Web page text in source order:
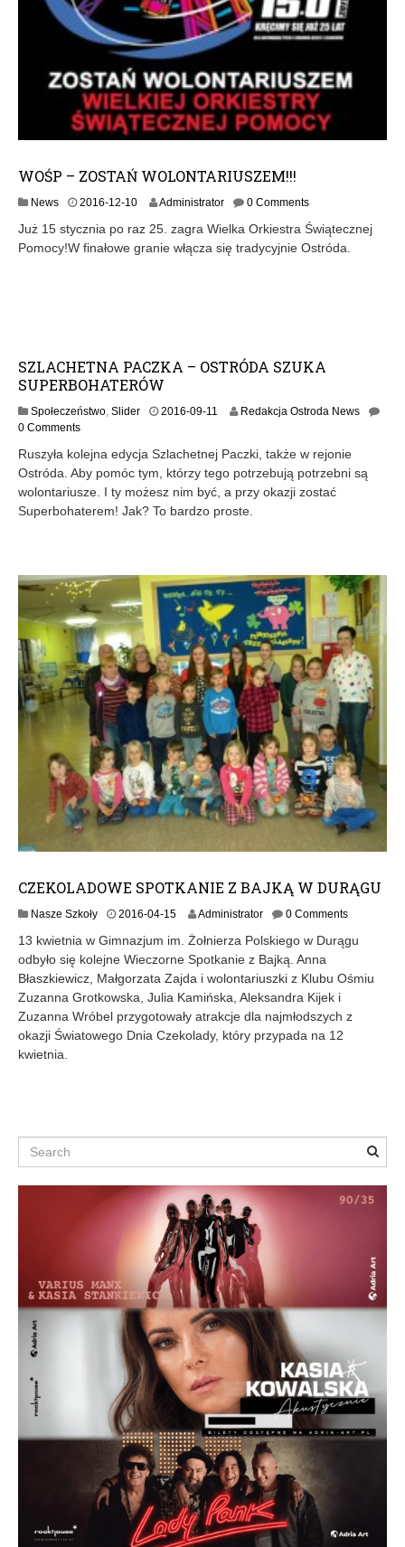
WOŚP – ZOSTAŃ WOLONTARIUSZEM!!!
News 2016-12-102
1
6
Administrator 0 Comments
Już 15 stycznia po raz 25. zagra Wielka Orkiestra Świątecznej
Pomocy!W finałowe granie włącza się tradycyjnie Ostróda.
SZLACHETNA PACZKA – OSTRÓDA SZUKA
SUPERBOHATERÓW
Społeczeństwo, Slider 2016-09-11
6
-
9
Redakcja Ostroda News
0 Comments
Ruszyła kolejna edycja Szlachetnej Paczki, także w rejonie
Ostróda. Aby pomóc tym, którzy tego potrzebują potrzebni są
wolontariusze. I ty możesz nim być, a przy okazji zostać
Superbohaterem! Jak? To bardzo proste.
CZEKOLADOWE SPOTKANIE Z BAJKĄ W DURĄGU
Nasze Szkoły 2016-04-15 Administrator 0 Comments
13 kwietnia w Gimnazjum im. Żołnierza Polskiego w Durągu
odbyło się kolejne Wieczorne Spotkanie z Bajką. Anna
Błaszkiewicz, Małgorzata Zajda i wolontariuszki z Klubu Ośmiu
Zuzanna Grotkowska, Julia Kamińska, Aleksandra Kijek i
Zuzanna Wróbel przygotowały atrakcje dla najmłodszych z
okazji Światowego Dnia Czekolady, który przypada na 12
kwietnia.
Search